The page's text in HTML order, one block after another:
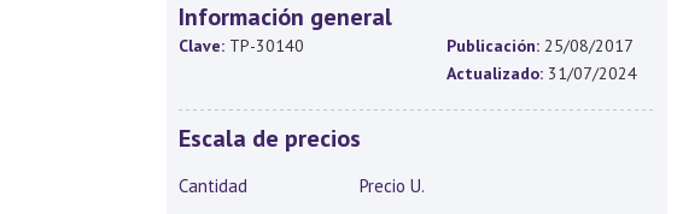
Información general
Clave: TP-30140 Publicación: 25/08/2017
Actualizado: 31/07/2024
Escala de precios
Cantidad Precio U.